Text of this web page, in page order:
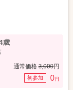
歳
通常価格 3,000円
初参加 0円